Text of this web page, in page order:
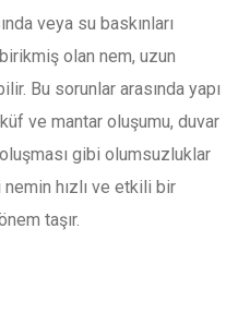
veya su baskınları
olan nem, uzun
Bu sorunlar arasında yapı
ve mantar oluşumu, duvar
gibi olumsuzluklar
hızlı ve etkili bir
taşır.